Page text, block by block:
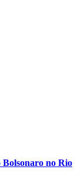
Bolsonaro no Rio